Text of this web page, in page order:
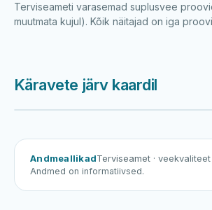
Terviseameti varasemad suplusvee
muutmata kujul). Kõik näitajad on iga
Käravete järv kaardil
AndmeallikadTerviseamet · veekvaliteet
Andmed on informatiivsed.